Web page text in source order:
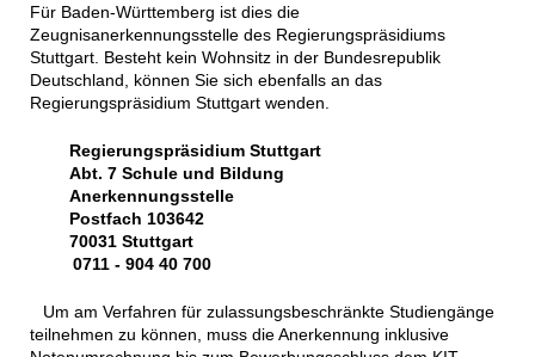
Für Baden-Württemberg ist dies die
Zeugnisanerkennungsstelle des Regierungspräsidiums
Stuttgart. Besteht kein Wohnsitz in der Bundesrepublik
Deutschland, können Sie sich ebenfalls an das
Regierungspräsidium Stuttgart wenden.
Regierungspräsidium Stuttgart
Abt. 7 Schule und Bildung
Anerkennungsstelle
Postfach 103642
70031 Stuttgart
0711 - 904 40 700
Um am Verfahren für zulassungsbeschränkte Studiengänge
teilnehmen zu können, muss die Anerkennung inklusive